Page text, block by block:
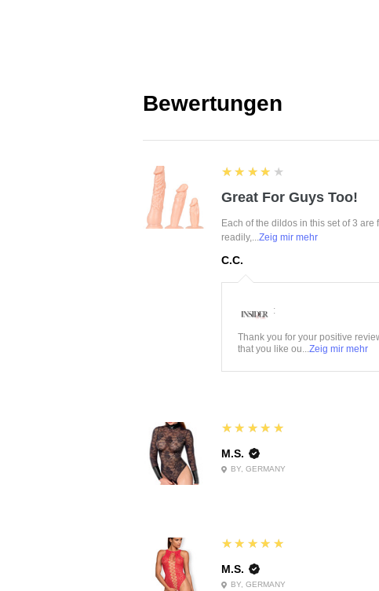
Bewertungen
4
★★★★★
Great For Guys Too!
Each of the dildos in this set of 3 are
readily,...Zeig mir mehr
C.C.
:
Thank you for your positive
that you like ou...Zeig mir mehr
5
★★★★★
M.S.
BY, GERMANY
5
★★★★★
M.S.
BY, GERMANY